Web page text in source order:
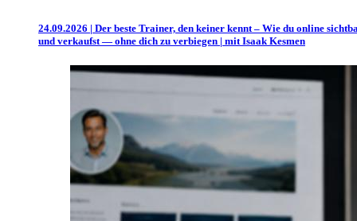
24.09.2026 | Der beste Trainer, den keiner kennt – Wie du online
und verkaufst — ohne dich zu verbiegen | mit Isaak Kesmen